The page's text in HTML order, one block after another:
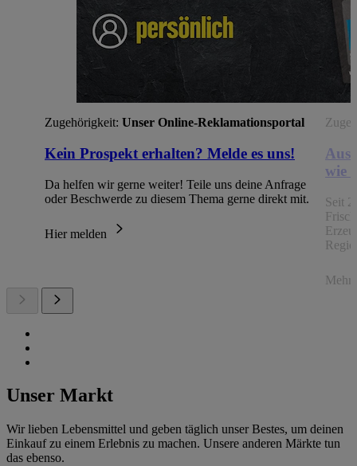
Zugehörigkeit: Unser Online-Reklamationsportal
Kein Prospekt erhalten? Melde es uns!
Da helfen wir gerne weiter! Teile uns deine Anfrage
oder Beschwerde zu diesem Thema gerne direkt mit.
Hier melden
Aus
wie
Seit
Mehr
Unser Markt
Wir lieben Lebensmittel und geben täglich unser Bestes, um deinen
Einkauf zu einem Erlebnis zu machen. Unsere anderen Märkte tun
das ebenso.